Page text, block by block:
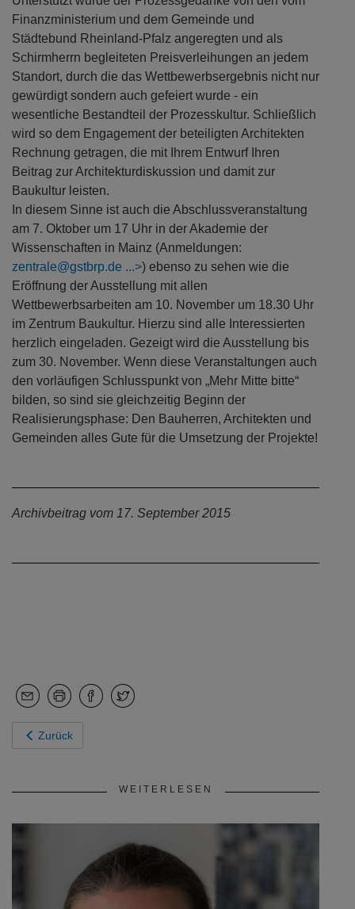
Finanzministerium und dem Gemeinde und
Städtebund Rheinland-Pfalz angeregten und als
Schirmherrn begleiteten Preisverleihungen an jedem
Standort, durch die das Wettbewerbsergebnis nicht nur
gewürdigt sondern auch gefeiert wurde - ein
wesentliche Bestandteil der Prozesskultur. Schließlich
wird so dem Engagement der beteiligten Architekten
Rechnung getragen, die mit Ihrem Entwurf Ihren
Beitrag zur Architekturdiskussion und damit zur
Baukultur leisten.
In diesem Sinne ist auch die Abschlussveranstaltung
am 7. Oktober um 17 Uhr in der Akademie der
Wissenschaften in Mainz (Anmeldungen:
zentrale@gstbrp.de
) ebenso zu sehen wie die
Eröffnung der Ausstellung mit allen
Wettbewerbsarbeiten am 10. November um 18.30 Uhr
im Zentrum Baukultur. Hierzu sind alle Interessierten
herzlich eingeladen. Gezeigt wird die Ausstellung bis
zum 30. November. Wenn diese Veranstaltungen auch
den vorläufigen Schlusspunkt von „Mehr Mitte bitte“
bilden, so sind sie gleichzeitig Beginn der
Realisierungsphase: Den Bauherren, Architekten und
Gemeinden alles Gute für die Umsetzung der Projekte!
Archivbeitrag vom 17. September 2015
Zurück
WEITERLESEN